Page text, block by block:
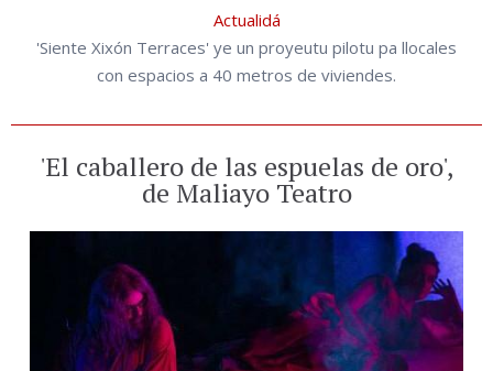
Actualidá
'Siente Xixón Terraces' ye un proyeutu pilotu pa llocales
con espacios a 40 metros de viviendes.
'El caballero de las espuelas de oro',
de Maliayo Teatro